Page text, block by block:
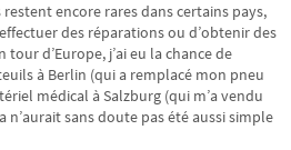
encore rares dans certains pays,
des réparations ou d’obtenir des
d’Europe, j’ai eu la chance de
à Berlin (qui a remplacé mon pneu
médical à Salzburg (qui m’a vendu
n’aurait sans doute pas été aussi simple